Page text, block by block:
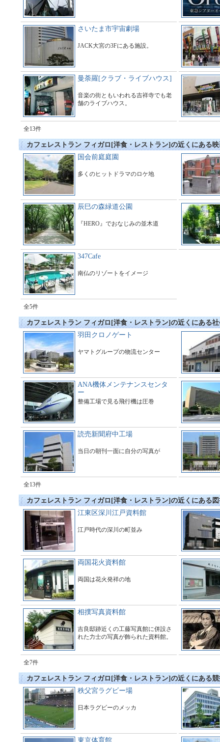
さいたま市宇宙劇場
JACK大宮の3Fにある施設。
曼荼羅[クラブ・ライブハウス]
音楽の街ともいわれる吉祥寺でも老
舗のライブハウス。
全13件
カフェレストラン フィガロ[洋食・レストラン]の近くにある
国会前庭庭園
多くのヒットドラマのロケ地
辰巳の森緑道公園
『HERO』でおなじみの並木道
347Cafe
南仏のリゾートをイメージ
全5件
カフェレストラン フィガロ[洋食・レストラン]の近くにある
羽田クロノゲート
ヤマトグループの物流センター
ANA機体メンテナンスセンタ
ー
整備工場で見る飛行機は圧巻
読売新聞府中工場
当日の朝刊一面に自分の写真が
全13件
カフェレストラン フィガロ[洋食・レストラン]の近くにある
江東区深川江戸資料館
江戸時代の深川の町並み
両国花火資料館
両国は花火発祥の地
相撲写真資料館
吉良邸跡近くの工藤写真館に併設さ
れた力士の写真が飾られた資料館。
全7件
カフェレストラン フィガロ[洋食・レストラン]の近くにある
秩父宮ラグビー場
日本ラグビーのメッカ
東京体育館